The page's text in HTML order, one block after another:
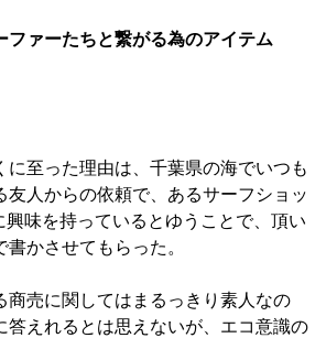
ファーたちと繋がる為のアイテム
に至った理由は、千葉県の海でいつも
友人からの依頼で、あるサーフショッ
興味を持っているとゆうことで、頂い
かさせてもらった。
商売に関してはまるっきり素人なの
答えれるとは思えないが、エコ意識の